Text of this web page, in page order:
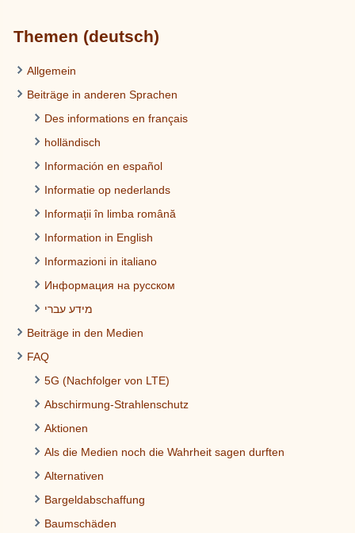
Themen (deutsch)
Allgemein
Beiträge in anderen Sprachen
Des informations en français
holländisch
Información en español
Informatie op nederlands
Informații în limba română
Information in English
Informazioni in italiano
Информация на русском
מידע עברי
Beiträge in den Medien
FAQ
5G (Nachfolger von LTE)
Abschirmung-Strahlenschutz
Aktionen
Als die Medien noch die Wahrheit sagen durften
Alternativen
Bargeldabschaffung
Baumschäden